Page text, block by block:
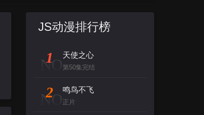
JS动漫排行榜
NO
1 天使之心
第50集完结
NO
2 鸣鸟不飞
正片